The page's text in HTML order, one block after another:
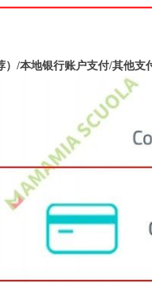
）/本地银行账户支付/其他支